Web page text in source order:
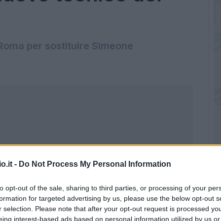
- Do Not Process My Personal Information
opt-out of the sale, sharing to third parties, or processing of your
for targeted advertising by us, please use the below opt-out
selection. Please note that after your opt-out request is processed
interest-based ads based on personal information utilized by us
per sostituire Simeone